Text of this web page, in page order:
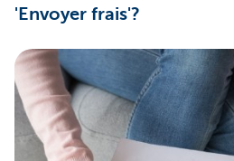
'Envoyer frais'?